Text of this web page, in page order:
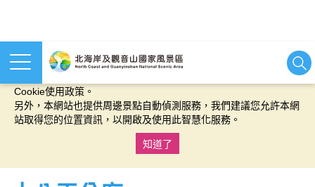
本網站使用cookies等相關技術以持續優化網站服務，並有助於為
Cookie使用政策。
另外，本網站也提供周邊景點自動偵測服務，我們建議您允許本網
站取得您的位置資訊，以開啟及使用此智慧化服務。
知道了